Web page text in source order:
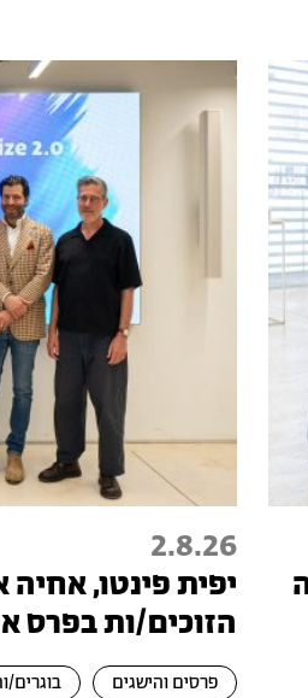
2.8.26
יפית פינטו, אחיה
הזוכים/ות בפרס אנדי 2.0
פרסים והישגים בוגרים/